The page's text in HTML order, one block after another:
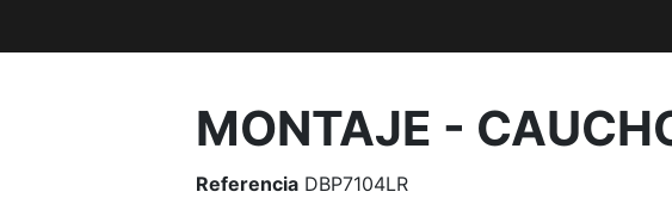
MONTAJE -
Referencia DBP7104LR